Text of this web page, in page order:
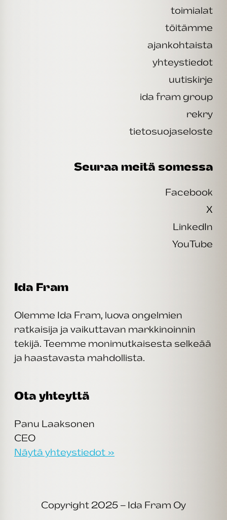
toimialat
töitämme
ajankohtaista
yhteystiedot
uutiskirje
ida fram group
rekry
tietosuojaseloste
Seuraa meitä somessa
Facebook
X
LinkedIn
YouTube
Ida Fram
Olemme Ida Fram, luova ongelmien
ratkaisija ja vaikuttavan markkinoinnin
tekijä. Teemme monimutkaisesta selkeää
ja haastavasta mahdollista.
Ota yhteyttä
Panu Laaksonen
CEO
Näytä yhteystiedot »
Copyright 2025 – Ida Fram Oy